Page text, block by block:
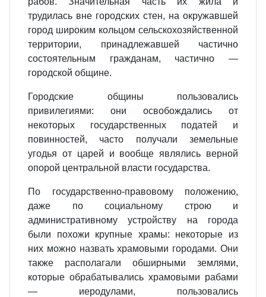
трудилась вне городских стен, на окружавшей
город широким кольцом сельскохозяйственной
территории, принадлежавшей частично
состоятельным гражданам, частично —
городской общине.
Городские общины пользовались
привилегиями: они освобождались от
некоторых государственных податей и
повинностей, часто получали земельные
угодья от царей и вообще являлись верной
опорой центральной власти государства.
По государственно‐правовому положению,
даже по социальному строю и
административному устройству на города
были похожи крупные храмы: некоторые из
них можно назвать храмовыми городами. Они
также располагали обширными землями,
которые обрабатывались храмовыми рабами
— иеродулами, пользовались